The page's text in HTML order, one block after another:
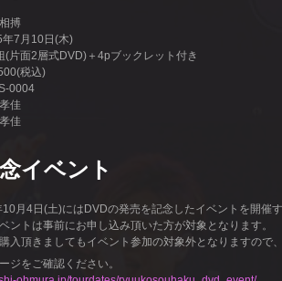
搏
7月10日(木)
面2層式DVD)＋4pブックレット付き
税込)
0004
佳
佳
イベント
月4日(土)にはDVDの発売を記念したイベントを開催
ントは事前にお申し込み頂いた方が対象となります。
入頂きましてもイベント参加の対象外となりますので、
ジをご確認ください。